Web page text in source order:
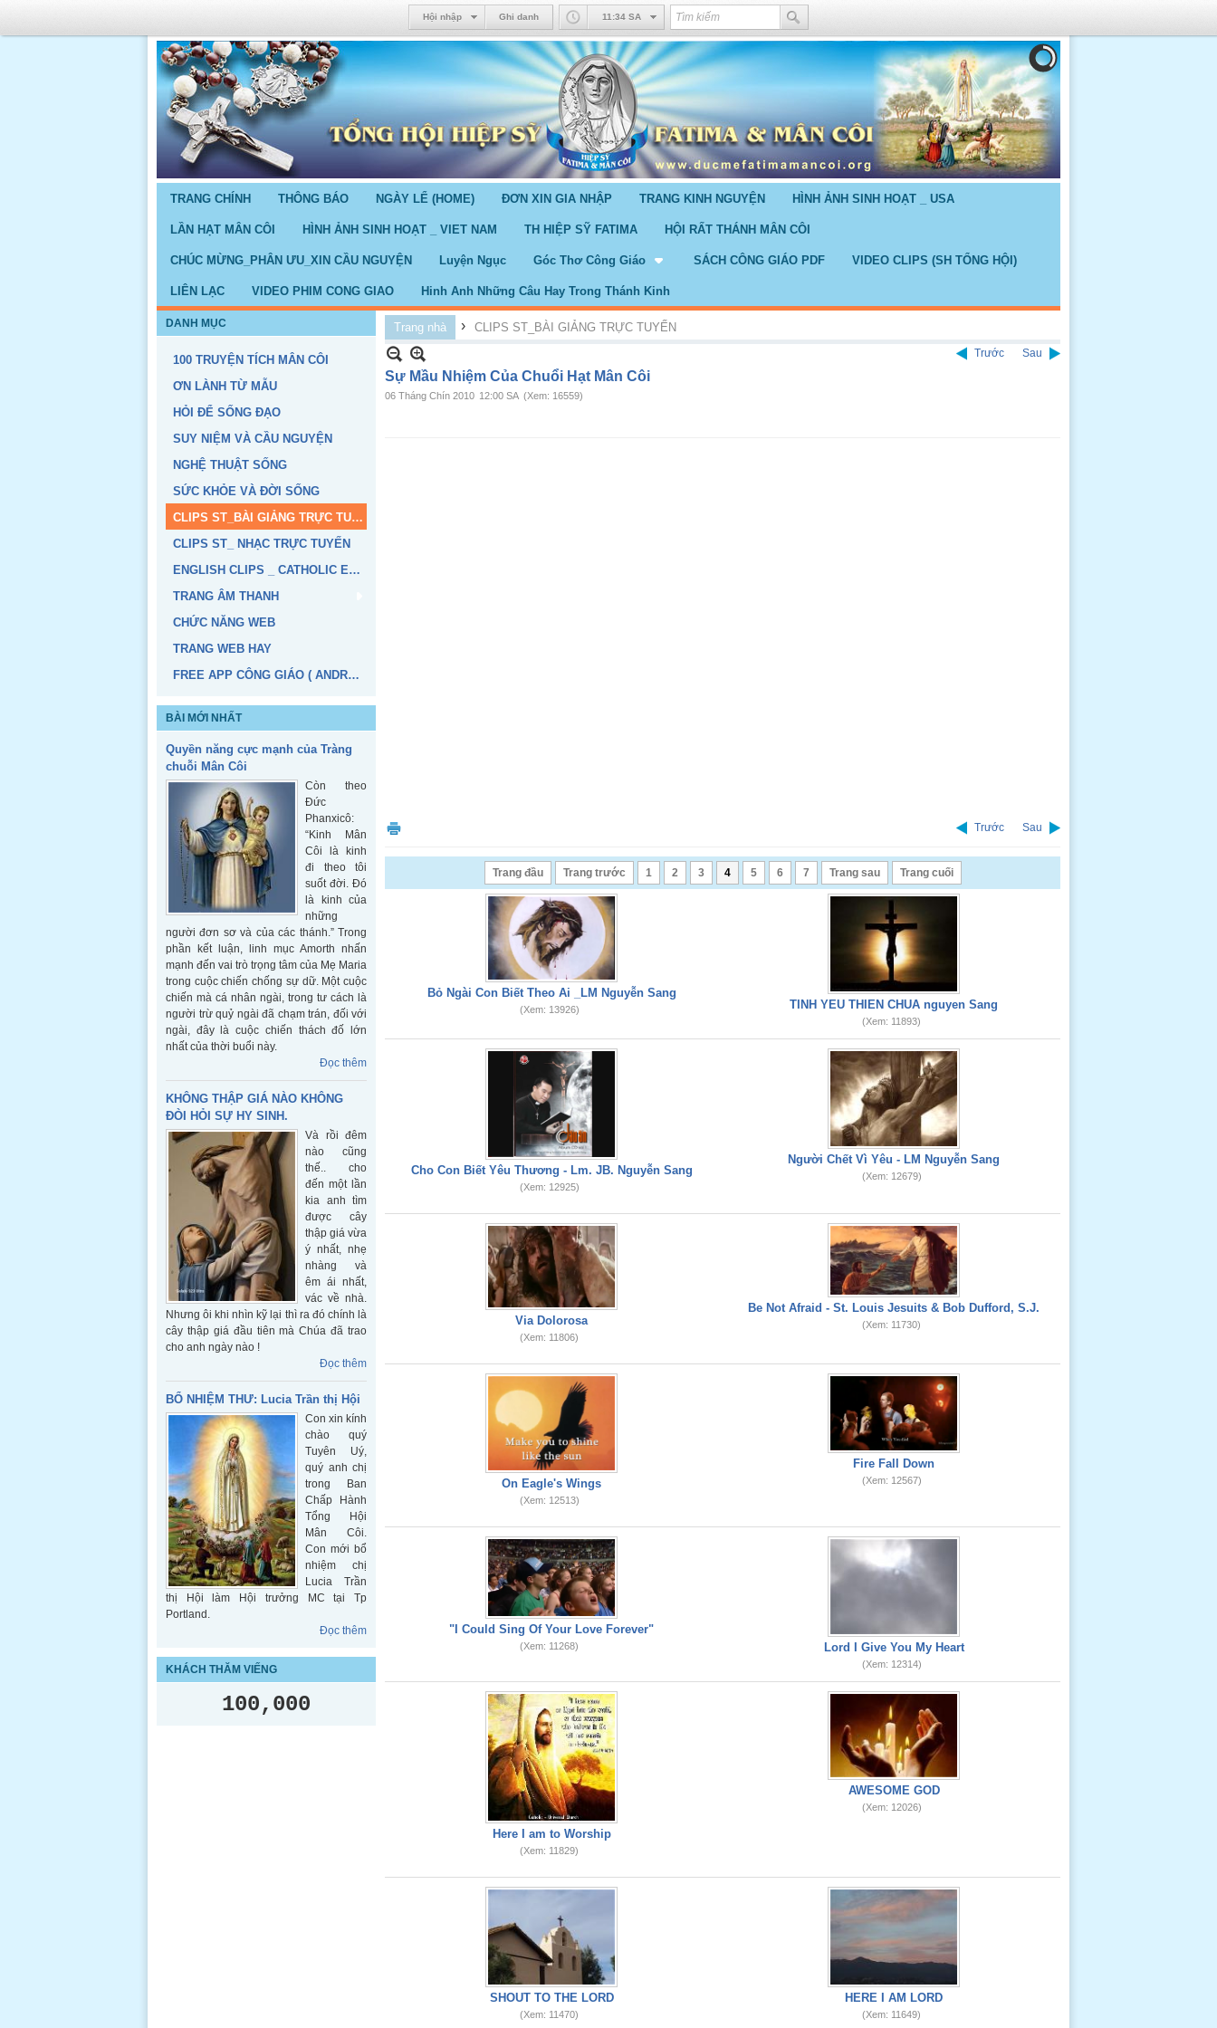
Hội nhập Ghi danh 11:34 SA
TRANG CHÍNH THÔNG BÁO NGÀY LỂ (HOME) ĐƠN XIN GIA NHẬP TRANG KINH NGUYỆN HÌNH ẢNH SINH HOẠT _ USA
LẦN HẠT MÂN CÔI HÌNH ẢNH SINH HOẠT _ VIET NAM TH HIỆP SỸ FATIMA HỘI RẤT THÁNH MÂN CÔI
CHÚC MỪNG_PHÂN ƯU_XIN CẦU NGUYỆN Luyện Ngục Góc Thơ Công Giáo SÁCH CÔNG GIÁO PDF VIDEO CLIPS (SH TỔNG HỘI)
LIÊN LẠC VIDEO PHIM CONG GIAO Hinh Anh Những Câu Hay Trong Thánh Kinh
DANH MỤC
100 TRUYỆN TÍCH MÂN CÔI
ƠN LÀNH TỪ MẪU
HỎI ĐỂ SỐNG ĐẠO
SUY NIỆM VÀ CẦU NGUYỆN
NGHỆ THUẬT SỐNG
SỨC KHỎE VÀ ĐỜI SỐNG
CLIPS ST_BÀI GIẢNG TRỰC TUYẾN
CLIPS ST_ NHẠC TRỰC TUYẾN
ENGLISH CLIPS _ CATHOLIC EDUCATION
TRANG ÂM THANH
CHỨC NĂNG WEB
TRANG WEB HAY
FREE APP CÔNG GIÁO ( ANDROID, IOS)
BÀI MỚI NHẤT
Quyền năng cực mạnh của Tràng
chuỗi Mân Côi
Còn theo
Đức
Phanxicô:
“Kinh Mân
Côi là kinh
đi theo tôi
suốt đời. Đó
là kinh của
những
người đơn sơ và của các thánh.” Trong
phần kết luận, linh mục Amorth nhấn
mạnh đến vai trò trọng tâm của Mẹ Maria
trong cuộc chiến chống sự dữ. Một cuộc
chiến mà cá nhân ngài, trong tư cách là
người trừ quỷ ngài đã chạm trán, đối với
ngài, đây là cuộc chiến thách đố lớn
nhất của thời buổi này.
Đọc thêm
KHÔNG THẬP GIÁ NÀO KHÔNG
ĐÒI HỎI SỰ HY SINH.
Và rồi đêm
nào cũng
thế.. cho
đến một lần
kia anh tìm
được cây
thập giá vừa
ý nhất, nhẹ
nhàng và
êm ái nhất,
vác về nhà.
Nhưng ôi khi nhìn kỹ lại thì ra đó chính là
cây thập giá đầu tiên mà Chúa đã trao
cho anh ngày nào !
Đọc thêm
BỔ NHIỆM THƯ: Lucia Trần thị Hội
Con xin kính
chào quý
Tuyên Uý,
quý anh chị
trong Ban
Chấp Hành
Tổng Hội
Mân Côi.
Con mới bổ
nhiệm chị
Lucia Trần
thị Hội làm Hội trưởng MC tại Tp
Portland.
Đọc thêm
KHÁCH THĂM VIẾNG
100,000
Trang nhà › CLIPS ST_BÀI GIẢNG TRỰC TUYẾN
Trước Sau
Sự Mầu Nhiệm Của Chuổi Hạt Mân Côi
06 Tháng Chín 2010 12:00 SA (Xem: 16559)
Trước Sau
Trang đầu Trang trước 1 2 3 4 5 6 7 Trang sau Trang cuối
Bỏ Ngài Con Biết Theo Ai _LM Nguyễn Sang
(Xem: 13926) TINH YEU THIEN CHUA nguyen Sang
(Xem: 11893)
Cho Con Biết Yêu Thương - Lm. JB. Nguyễn Sang
(Xem: 12925)
Người Chết Vì Yêu - LM Nguyễn Sang
(Xem: 12679)
Via Dolorosa
(Xem: 11806)
Be Not Afraid - St. Louis Jesuits & Bob Dufford, S.J.
(Xem: 11730)
On Eagle's Wings
(Xem: 12513)
Fire Fall Down
(Xem: 12567)
"I Could Sing Of Your Love Forever"
(Xem: 11268) Lord I Give You My Heart
(Xem: 12314)
Here I am to Worship
(Xem: 11829)
AWESOME GOD
(Xem: 12026)
SHOUT TO THE LORD
(Xem: 11470)
HERE I AM LORD
(Xem: 11649)